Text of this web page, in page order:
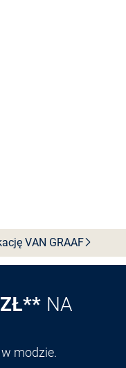
VAN GRAAF
NA
modzie.